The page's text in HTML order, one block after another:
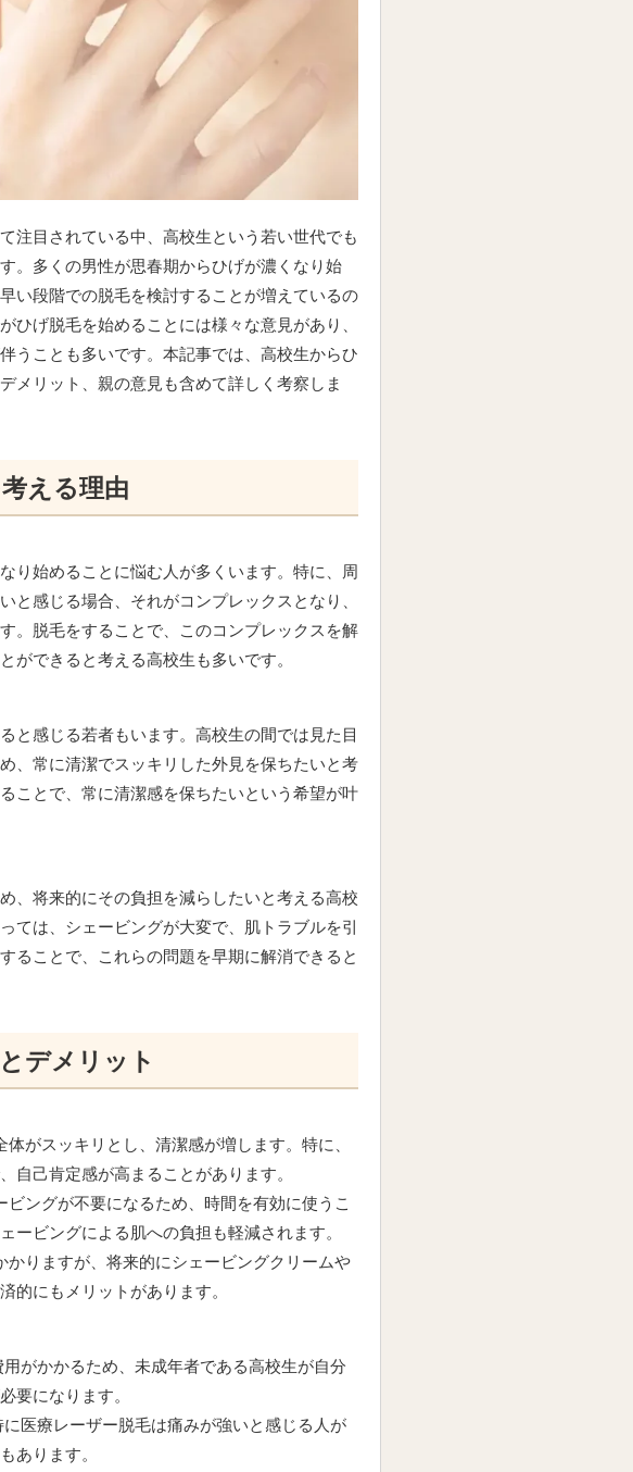
注目されている中、高校生という若い世代でも
。多くの男性が思春期からひげが濃くなり始
い段階での脱毛を検討することが増えているの
ひげ脱毛を始めることには様々な意見があり、
うことも多いです。本記事では、高校生からひ
メリット、親の意見も含めて詳しく考察しま
える理由
り始めることに悩む人が多くいます。特に、周
と感じる場合、それがコンプレックスとなり、
。脱毛をすることで、このコンプレックスを解
ができると考える高校生も多いです。
と感じる若者もいます。高校生の間では見た目
、常に清潔でスッキリした外見を保ちたいと考
ことで、常に清潔感を保ちたいという希望が叶
、将来的にその負担を減らしたいと考える高校
ては、シェービングが大変で、肌トラブルを引
ることで、これらの問題を早期に解消できると
デメリット
がスッキリとし、清潔感が増します。特に、
自己肯定感が高まることがあります。
ングが不要になるため、時間を有効に使うこ
ービングによる肌への負担も軽減されます。
りますが、将来的にシェービングクリームや
的にもメリットがあります。
がかかるため、未成年者である高校生が自分
要になります。
医療レーザー脱毛は痛みが強いと感じる人が
あります。